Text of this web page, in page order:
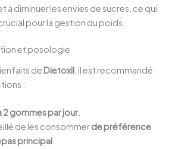
à diminuer les envies de sucres, ce qui
pour la gestion du poids.
et posologie
de Dietoxil , il est recommandé
:
2 gommes par jour.
de les consommerde préférence
principal.